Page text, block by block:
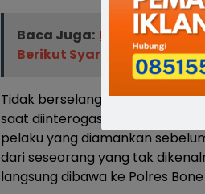
Baca Juga: Panwaslu
Berikut Syaratnya
Tidak berselang lama pelaku
saat diinterogasi JA mengakui
pelaku yang diamankan
dari seseorang yang tak
langsung dibawa ke Polres